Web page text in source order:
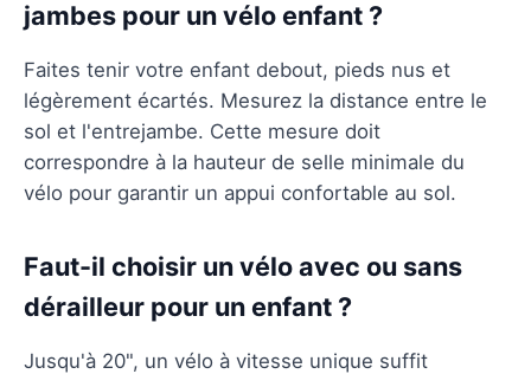
jambes pour un vélo enfant ?
Faites tenir votre enfant debout, pieds nus et
légèrement écartés. Mesurez la distance entre le
sol et l'entrejambe. Cette mesure doit
correspondre à la hauteur de selle minimale du
vélo pour garantir un appui confortable au sol.
Faut-il choisir un vélo avec ou sans
dérailleur pour un enfant ?
Jusqu'à 20", un vélo à vitesse unique suffit